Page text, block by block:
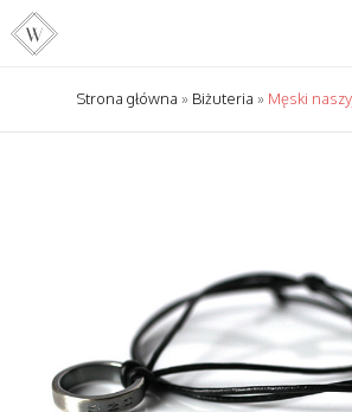
Strona główna » Biżuteria » Męski